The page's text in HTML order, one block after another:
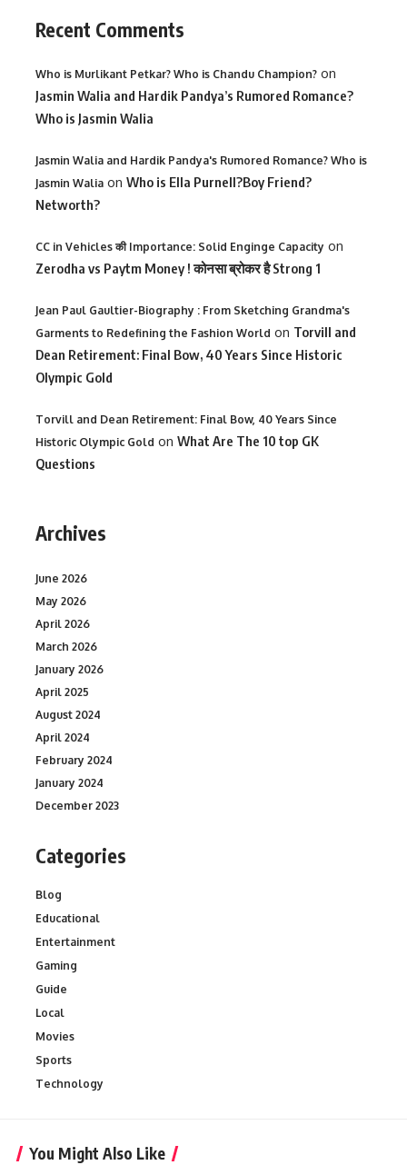
Recent Comments
Who is Murlikant Petkar? Who is Chandu Champion? on
Jasmin Walia and Hardik Pandya’s Rumored Romance?
Who is Jasmin Walia
Jasmin Walia and Hardik Pandya's Rumored Romance? Who is
Jasmin Walia on Who is Ella Purnell?Boy Friend?
Networth?
CC in Vehicles की Importance: Solid Enginge Capacity on
Zerodha vs Paytm Money ! कोनसा ब्रोकर है Strong 1
Jean Paul Gaultier-Biography : From Sketching Grandma's
Garments to Redefining the Fashion World on Torvill and
Dean Retirement: Final Bow, 40 Years Since Historic
Olympic Gold
Torvill and Dean Retirement: Final Bow, 40 Years Since
Historic Olympic Gold on What Are The 10 top GK
Questions
Archives
June 2026
May 2026
April 2026
March 2026
January 2026
April 2025
August 2024
April 2024
February 2024
January 2024
December 2023
Categories
Blog
Educational
Entertainment
Gaming
Guide
Local
Movies
Sports
Technology
You Might Also Like